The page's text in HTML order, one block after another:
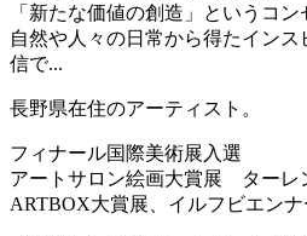
「新たな価値の創造」というコ
自然や人々の日常から得たイン
信で...
長野県在住のアーティスト。
フィナール国際美術展入選
アートサロン絵画大賞展 ターレ
ARTBOX大賞展、イルフビエン